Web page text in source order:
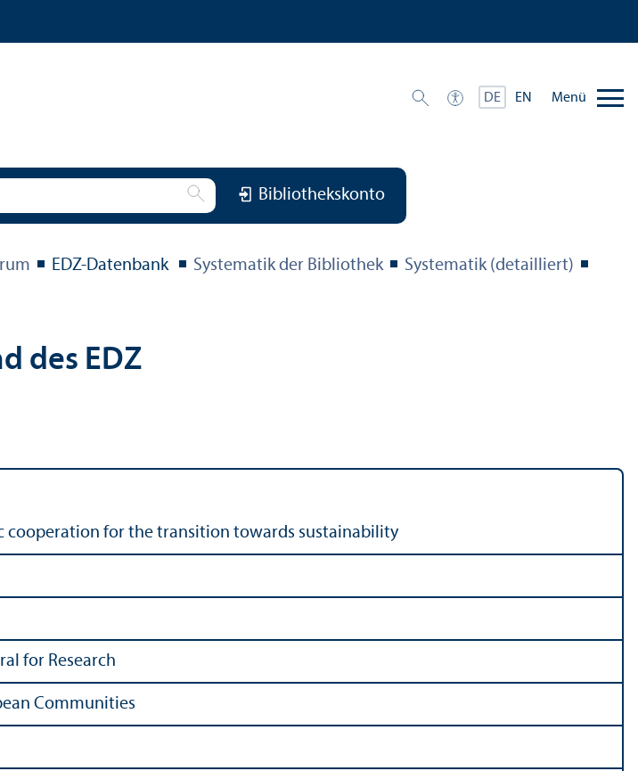
DE EN Menü
Bibliothekskonto
EDZ-Datenbank Systematik der Bibliothek
Systematik (detailliert)
des EDZ
cooperation for the trans­ition towards sustainability
for Research
Communities